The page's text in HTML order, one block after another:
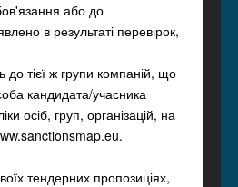
або до
в результаті перевірок,
тієї ж групи компаній, що
кандидата/учасника
осіб, груп, організацій, на
тендерних пропозиціях,